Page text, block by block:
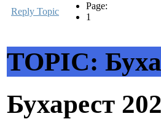
Reply Topic
Page:
1
TOPIC:
Бухарест